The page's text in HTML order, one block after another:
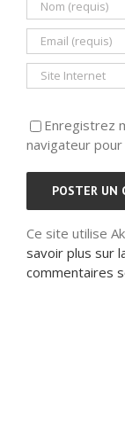
Enregistrez
navigateur
Ce site utilise
savoir plus sur
commentaires